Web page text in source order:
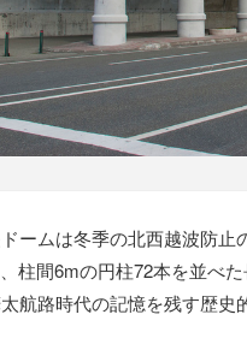
ームは冬季の北西越波防
柱間6mの円柱72本を並べ
航路時代の記憶を残す歴史